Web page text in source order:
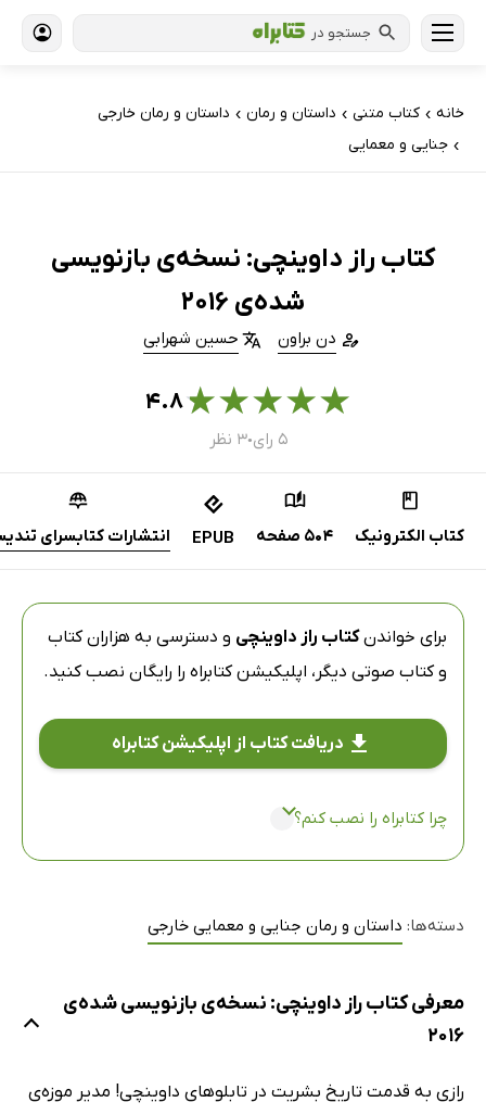
جستجو در
خانه › کتاب‌ متنی › داستان و رمان › داستان و رمان خارجی
› جنایی و معمایی
کتاب راز داوینچی: نسخه‌ی بازنویسی
شده‌ی 2016
دن براون حسین شهرابی
★
★
★
★
★۴.۸
۵ رای ●۳ نظر
کتاب الکترونیک 504 صفحه EPUB انتشارات کتابسرای
برای خواندنکتاب راز داوینچی و دسترسی به هزاران کتاب
و کتاب صوتی دیگر، اپلیکیشن کتابراه را رایگان نصب کنید.
دریافت کتاب از اپلیکیشن کتابراه
چرا کتابراه را نصب کنم؟
دسته‌ها: داستان و رمان جنایی و معمایی خارجی
معرفی کتاب راز داوینچی: نسخه‌ی بازنویسی شده‌ی
2016
رازی به قدمت تاریخ بشریت در تابلوهای داوینچی!‌ مدیر موزه‌ی